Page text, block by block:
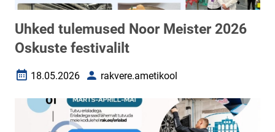
Uhked tulemused Noor Meister 2026
Oskuste festivalilt
Loomise kuupäev
18.05.2026 Autorrakvere.ametikool